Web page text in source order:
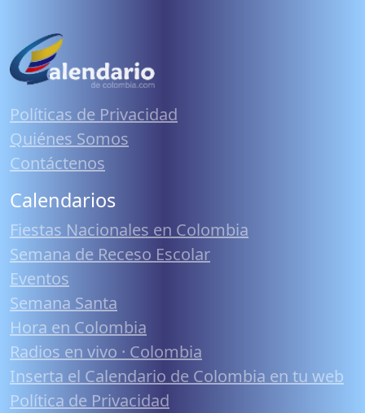
Políticas de Privacidad
Quiénes Somos
Contáctenos
Calendarios
Fiestas Nacionales en Colombia
Semana de Receso Escolar
Eventos
Semana Santa
Hora en Colombia
Radios en vivo · Colombia
Inserta el Calendario de Colombia en tu web
Política de Privacidad